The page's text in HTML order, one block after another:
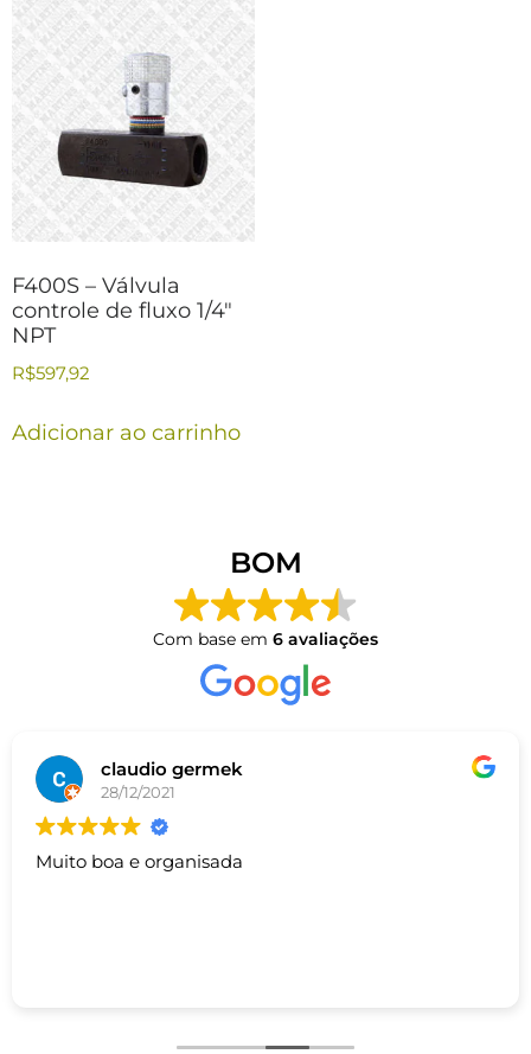
F400S – Válvula
controle de fluxo 1/4″
NPT
R$597,92
Adicionar ao carrinho
BOM
Com base em 6 avaliações
claudio germek
28/12/2021
Muito boa e organisada